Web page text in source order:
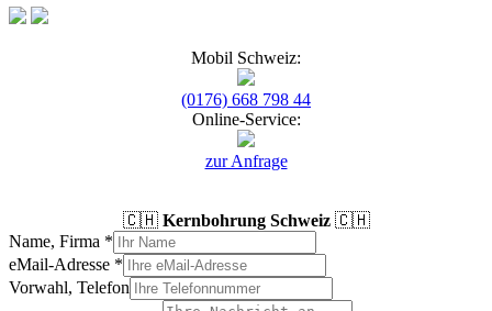
Mobil Schweiz:
(0176) 668 798 44
Online-Service:
zur Anfrage
🇨🇭 Kernbohrung Schweiz🇨🇭
Name, Firma *
eMail-Adresse *
Vorwahl, Telefon